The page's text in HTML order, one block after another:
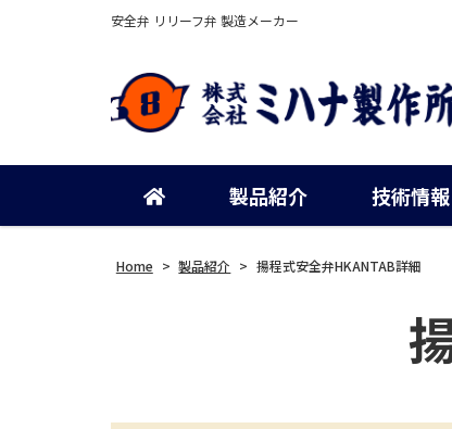
安全弁 リリーフ弁 製造メーカー
製品紹介 技術情報
Home > 製品紹介 > 揚程式安全弁HKANTAB詳細